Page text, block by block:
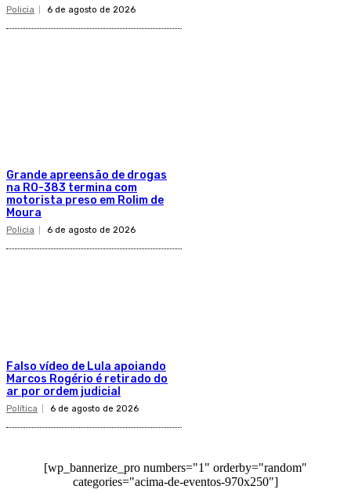
Policia 6 de agosto de 2026
Grande apreensão de drogas
na RO-383 termina com
motorista preso em Rolim de
Moura
Policia 6 de agosto de 2026
Falso vídeo de Lula apoiando
Marcos Rogério é retirado do
ar por ordem judicial
Política 6 de agosto de 2026
[wp_bannerize_pro numbers="1" orderby="random"
categories="acima-de-eventos-970x250"]